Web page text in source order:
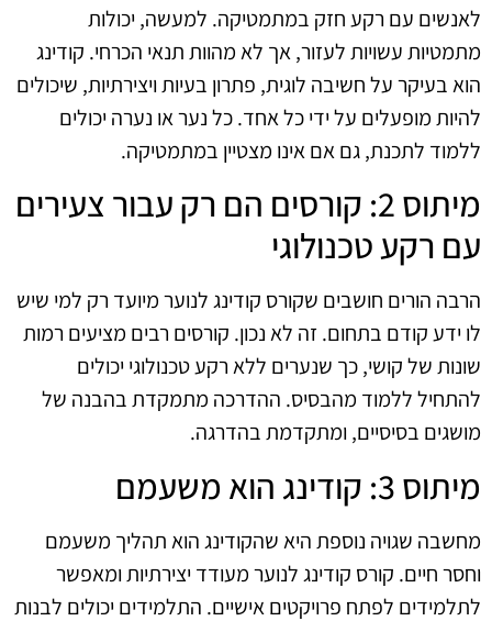
לאנשים עם רקע חזק במתמטיקה. למעשה, יכולות
מתמטיות עשויות לעזור, אך לא מהוות תנאי הכרחי. קודינג
הוא בעיקר על חשיבה לוגית, פתרון בעיות ויצירתיות, שיכולים
להיות מופעלים על ידי כל אחד. כל נער או נערה יכולים
ללמוד לתכנת, גם אם אינו מצטיין במתמטיקה.
מיתוס 2: קורסים הם רק עבור צעירים
עם רקע טכנולוגי
הרבה הורים חושבים שקורס קודינג לנוער מיועד רק למי שיש
לו ידע קודם בתחום. זה לא נכון. קורסים רבים מציעים רמות
שונות של קושי, כך שנערים ללא רקע טכנולוגי יכולים
להתחיל ללמוד מהבסיס. ההדרכה מתמקדת בהבנה של
מושגים בסיסיים, ומתקדמת בהדרגה.
מיתוס 3: קודינג הוא משעמם
מחשבה שגויה נוספת היא שהקודינג הוא תהליך משעמם
וחסר חיים. קורס קודינג לנוער מעודד יצירתיות ומאפשר
לתלמידים לפתח פרויקטים אישיים. התלמידים יכולים לבנות